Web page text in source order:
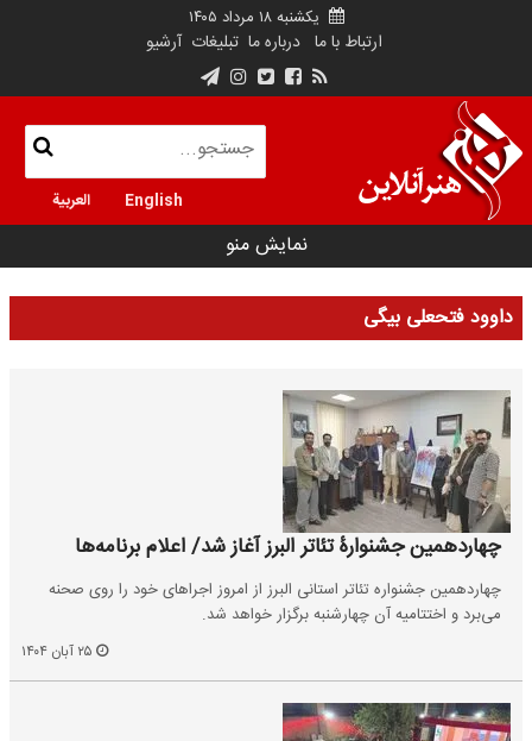
یکشنبه ۱۸ مرداد ۱۴۰۵
ارتباط با ما درباره ما تبلیغات آرشیو
English العربية
نمایش منو
داوود فتحعلی بیگی
چهاردهمین جشنوارۀ تئاتر البرز آغاز شد/ اعلام برنامه‌ها
چهاردهمین جشنواره تئاتر استانی البرز از امروز اجراهای خود را روی صحنه
می‌برد و اختتامیه آن چهارشنبه برگزار خواهد شد.